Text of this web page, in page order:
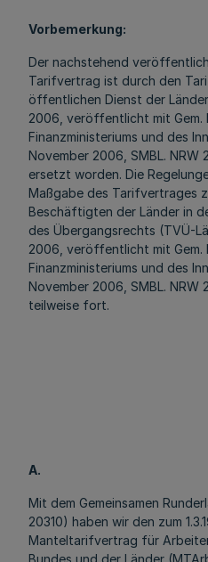
Vorbemerkung:
Der nachstehend
Tarifvertrag ist durch den
öffentlichen Dienst der
2006, veröffentlicht mit Gem.
Finanzministeriums und des
November 2006, SMBL. NRW
ersetzt worden. Die
Maßgabe des Tarifvertrages
Beschäftigten der Länder in
des Übergangsrechts (TVÜ-
2006, veröffentlicht mit Gem.
Finanzministeriums und des
November 2006, SMBL. NRW
teilweise fort.
A.
Mit dem Gemeinsamen
20310) haben wir den zum
Manteltarifvertrag für
Bundes und der Länder